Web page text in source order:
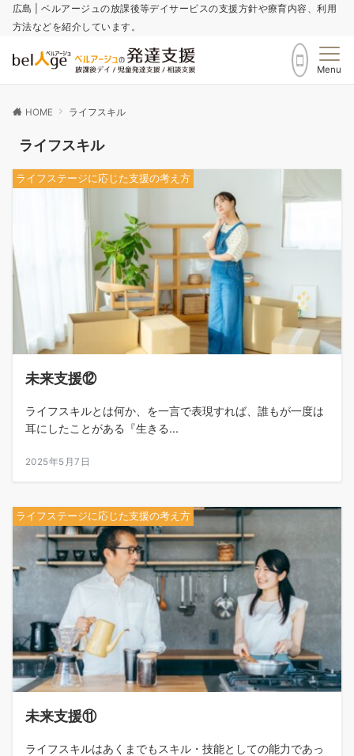
広島 | ベルアージュの放課後等デイサービスの支援方針や療育内容、利用
方法などを紹介しています。
Menu
HOME ライフスキル
ライフスキル
ライフステージに応じた支援の考え方
未来支援⑫
ライフスキルとは何か、を一言で表現すれば、誰もが一度は
耳にしたことがある『生きる...
2025年5月7日
ライフステージに応じた支援の考え方
未来支援⑪
ライフスキルはあくまでもスキル・技能としての能力であっ